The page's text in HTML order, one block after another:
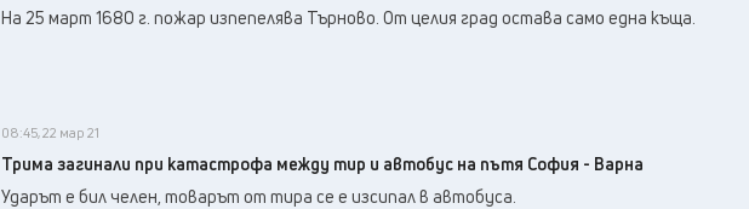
На 25 март 1680 г. пожар изпепелява Търново. От целия град остава само една къща.
08:45, 22 мар 21
Трима загинали при катастрофа между тир и автобус на пътя София - Варна
Ударът е бил челен, товарът от тира се е изсипал в автобуса.